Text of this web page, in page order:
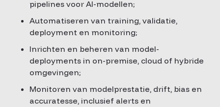
pipelines voor AI-modellen;
Automatiseren van training, validatie,
deployment en monitoring;
Inrichten en beheren van model-
deployments in on-premise, cloud of hybride
omgevingen;
Monitoren van modelprestatie, drift, bias en
accuratesse, inclusief alerts en